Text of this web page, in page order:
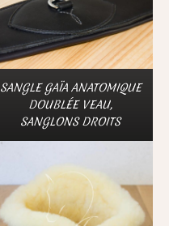
SANGLE GAÏA ANATOMIQUE
DOUBLÉE VEAU,
SANGLONS DROITS